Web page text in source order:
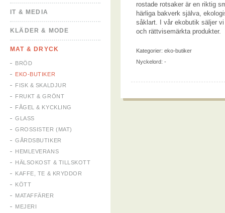
IT & MEDIA
KLÄDER & MODE
MAT & DRYCK
BRÖD
EKO-BUTIKER
FISK & SKALDJUR
FRUKT & GRÖNT
FÅGEL & KYCKLING
GLASS
GROSSISTER (MAT)
GÅRDSBUTIKER
HEMLEVERANS
HÄLSOKOST & TILLSKOTT
KAFFE, TE & KRYDDOR
KÖTT
MATAFFÄRER
MEJERI
rostade rotsaker är en riktig
härliga bakverk själva,
såklart. I vår ekobutik säljer
och rättvisemärkta produkter.
Kategorier: eko-butiker
Nyckelord: -